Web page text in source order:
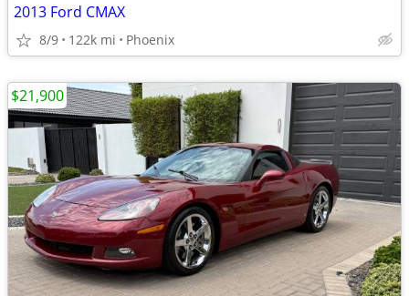
2013 Ford CMAX
8/9 122k mi Phoenix
$21,900